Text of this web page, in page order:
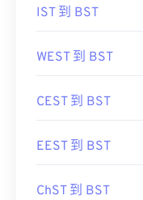
IST 到 BST
WEST 到 BST
CEST 到 BST
EEST 到 BST
ChST 到 BST